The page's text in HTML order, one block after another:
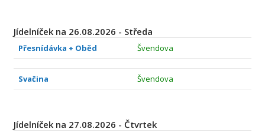
Jídelníček na 26.08.2026 - Středa
Přesnídávka + Oběd Švendova
Svačina Švendova
Jídelníček na 27.08.2026 - Čtvrtek